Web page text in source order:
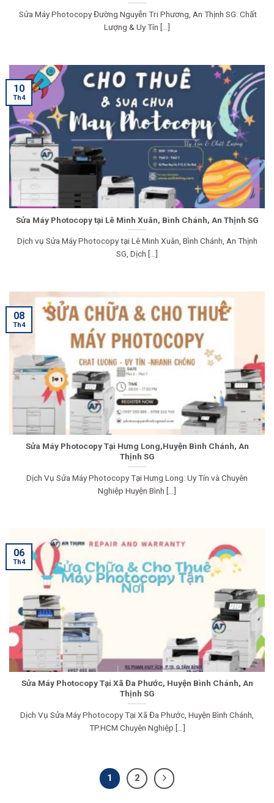
Sửa Máy Photocopy Đường Nguyễn Tri Phương, An Thịnh SG: Chất
Lượng & Uy Tín [...]
Sửa Máy Photocopy tại Lê Minh Xuân, Bình Chánh, An Thịnh SG
Dịch vụ Sửa Máy Photocopy tại Lê Minh Xuân, Bình Chánh, An Thịnh
SG, Dịch [...]
10
Th4
Sửa Máy Photocopy Tại Hưng Long,Huyện Bình Chánh, An
Thịnh SG
Dịch Vụ Sửa Máy Photocopy Tại Hưng Long: Uy Tín và Chuyên
Nghiệp Huyện Bình [...]
08
Th4
Sửa Máy Photocopy Tại Xã Đa Phước, Huyện Bình Chánh, An
Thịnh SG
Dịch Vụ Sửa Máy Photocopy Tại Xã Đa Phước, Huyện Bình Chánh,
TP.HCM Chuyên Nghiệp [...]
06
Th4
1 2